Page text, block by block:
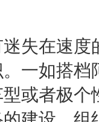
在速度
一如搭档
或者极